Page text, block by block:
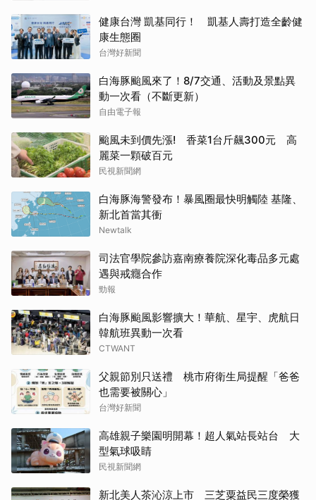
健康台灣 凱基同行！ 凱基人壽打造全齡健
康生態圈
台灣好新聞
白海豚颱風來了！8/7交通、活動及景點異
動一次看（不斷更新）
自由電子報
颱風未到價先漲! 香菜1台斤飆300元 高
麗菜一顆破百元
民視新聞網
白海豚海警發布！暴風圈最快明觸陸 基隆、
新北首當其衝
Newtalk
司法官學院參訪嘉南療養院深化毒品多元處
遇與戒癮合作
勁報
白海豚颱風影響擴大！華航、星宇、虎航日
韓航班異動一次看
CTWANT
父親節別只送禮 桃市府衛生局提醒「爸爸
也需要被關心」
台灣好新聞
高雄親子樂園明開幕！超人氣站長站台 大
型氣球吸睛
民視新聞網
新北美人茶沁涼上市 三芝粟益民三度榮獲